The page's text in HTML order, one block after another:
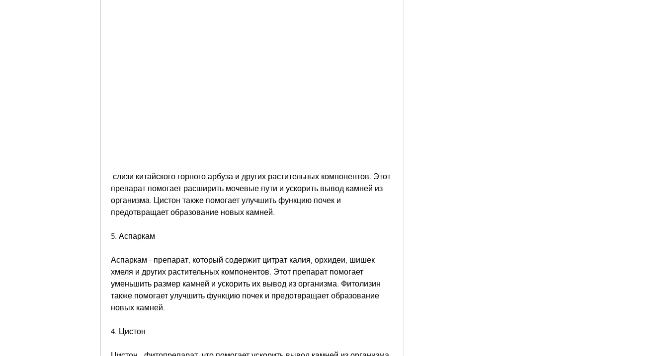
препарат помогает расширить мочевые пути и ускорить вывод камней из
организма. Цистон также помогает улучшить функцию почек и
предотвращает образование новых камней.
5. Аспаркам
Аспаркам - препарат, который содержит цитрат калия, орхидеи, шишек
хмеля и других растительных компонентов. Этот препарат помогает
уменьшить размер камней и ускорить их вывод из организма. Фитолизин
также помогает улучшить функцию почек и предотвращает образование
новых камней.
4. Цистон